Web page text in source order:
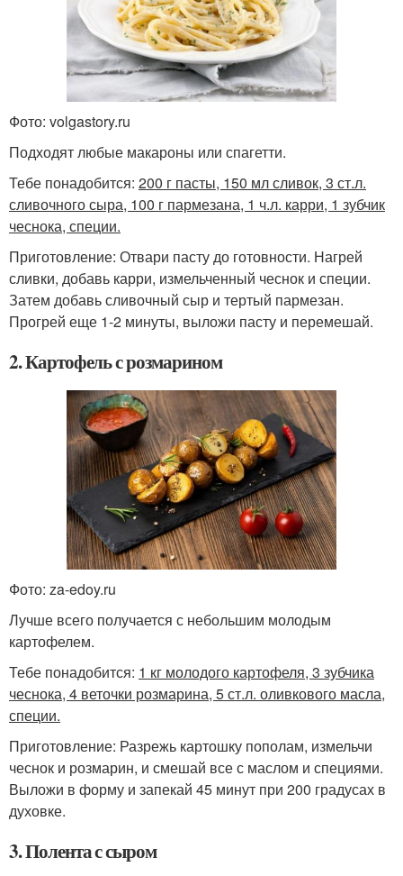
Фото: volgastory.ru
Подходят любые макароны или спагетти.
Тебе понадобится: 200 г пасты, 150 мл сливок, 3 ст.л.
сливочного сыра, 100 г пармезана, 1 ч.л. карри, 1 зубчик
чеснока, специи.
Приготовление: Отвари пасту до готовности. Нагрей
сливки, добавь карри, измельченный чеснок и специи.
Затем добавь сливочный сыр и тертый пармезан.
Прогрей еще 1-2 минуты, выложи пасту и перемешай.
2. Картофель с розмарином
Фото: za-edoy.ru
Лучше всего получается с небольшим молодым
картофелем.
Тебе понадобится: 1 кг молодого картофеля, 3 зубчика
чеснока, 4 веточки розмарина, 5 ст.л. оливкового масла,
специи.
Приготовление: Разрежь картошку пополам, измельчи
чеснок и розмарин, и смешай все с маслом и специями.
Выложи в форму и запекай 45 минут при 200 градусах в
духовке.
3. Полента с сыром